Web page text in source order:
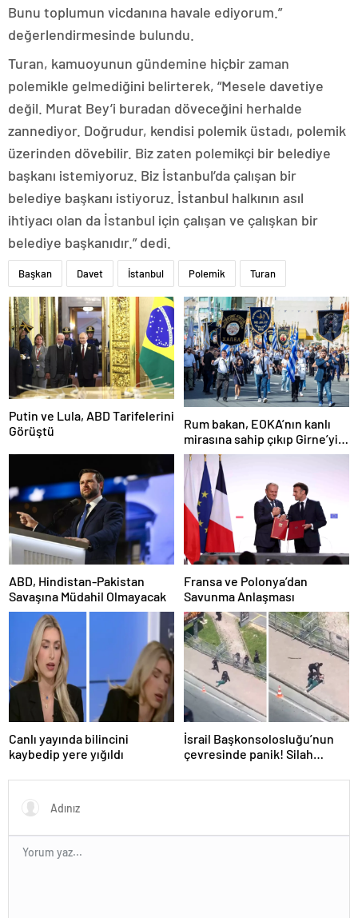
Bunu toplumun vicdanına havale ediyorum.”
değerlendirmesinde bulundu.
Turan, kamuoyunun gündemine hiçbir zaman
polemikle gelmediğini belirterek, “Mesele davetiye
değil. Murat Bey’i buradan döveceğini herhalde
zannediyor. Doğrudur, kendisi polemik üstadı, polemik
üzerinden dövebilir. Biz zaten polemikçi bir belediye
başkanı istemiyoruz. Biz İstanbul’da çalışan bir
belediye başkanı istiyoruz. İstanbul halkının asıl
ihtiyacı olan da İstanbul için çalışan ve çalışkan bir
belediye başkanıdır.” dedi.
Başkan Davet İstanbul Polemik Turan
Putin ve Lula, ABD Tarifelerini
Görüştü
Rum bakan, EOKA’nın kanlı
mirasına sahip çıkıp Girne’yi
hedef gösterdi
ABD, Hindistan-Pakistan
Savaşına Müdahil Olmayacak
Fransa ve Polonya’dan
Savunma Anlaşması
Canlı yayında bilincini
kaybedip yere yığıldı
İsrail Başkonsolosluğu’nun
çevresinde panik! Silah
açıklama geldi